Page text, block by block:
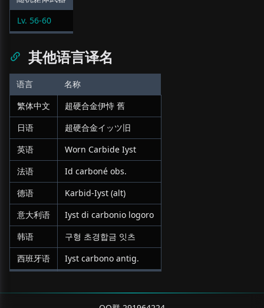
Lv. 56-60
其他语言译名
语言
名称
繁体中文
超硬合金伊恃 舊
日语
超硬合金イッツ旧
英语
Worn Carbide Iyst
法语
Id carboné obs.
德语
Karbid-Iyst (alt)
意大利语
Iyst di carbonio logoro
韩语
구형 초경합금 잇츠
西班牙语
Iyst carbono antig.